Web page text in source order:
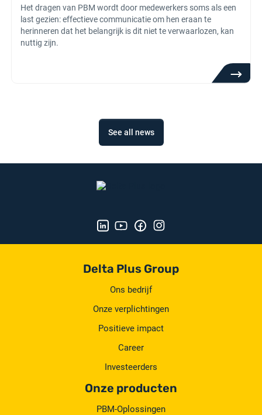
Het dragen van PBM wordt door medewerkers soms als een
last gezien: effectieve communicatie om hen eraan te
herinneren dat het belangrijk is dit niet te verwaarlozen, kan
nuttig zijn.
See all news
Delta Plus Group
Ons bedrijf
Onze verplichtingen
Positieve impact
Career
Investeerders
Onze producten
PBM-Oplossingen